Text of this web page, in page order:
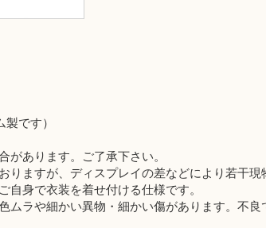
です）
あります。ご了承下さい。
ますが、ディスプレイの差などにより若干現
身で衣装を着せ付ける仕様です。
ラや細かい異物・細かい傷があります。不